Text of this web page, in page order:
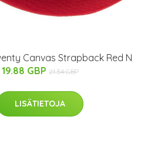
Canvas Strapback Red N
19.88 GBP 21.34 GBP
LISÄTIETOJA